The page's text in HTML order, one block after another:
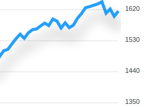
1620
1530
1440
1350